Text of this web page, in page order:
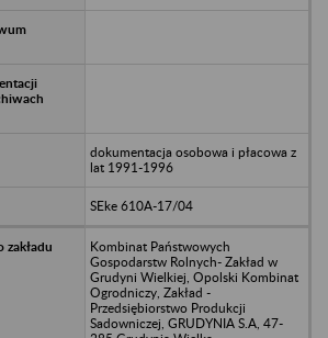
dokumentacja osobowa i płacowa z
lat 1991-1996
SEke 610A-17/04
Kombinat Państwowych
Gospodarstw Rolnych- Zakład w
Grudyni Wielkiej, Opolski Kombinat
Ogrodniczy, Zakład -
Przedsiębiorstwo Produkcji
Sadowniczej, GRUDYNIA S.A, 47-